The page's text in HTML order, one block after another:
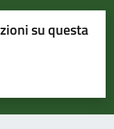
su questa